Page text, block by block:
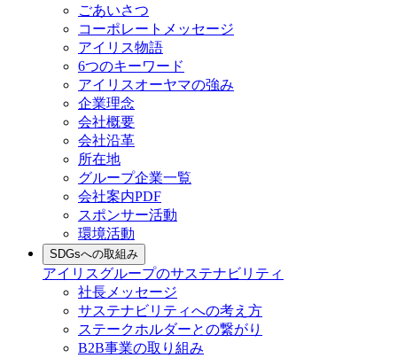
ごあいさつ
コーポレートメッセージ
アイリス物語
6つのキーワード
アイリスオーヤマの強み
企業理念
会社概要
会社沿革
所在地
グループ企業一覧
会社案内PDF
スポンサー活動
環境活動
SDGsへの取組み
アイリスグループのサステナビリティ
社長メッセージ
サステナビリティへの考え方
ステークホルダーとの繋がり
B2B事業の取り組み